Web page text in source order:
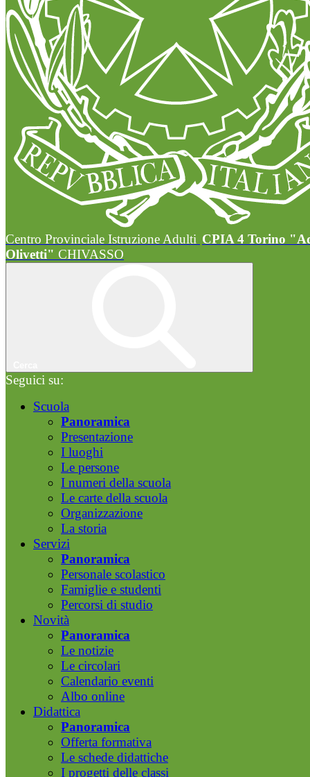
Centro Provinciale Istruzione Adulti CPIA 4 Torino
Olivetti" CHIVASSO
Seguici su:
Scuola
Panoramica
Presentazione
I luoghi
Le persone
I numeri della scuola
Le carte della scuola
Organizzazione
La storia
Servizi
Panoramica
Personale scolastico
Famiglie e studenti
Percorsi di studio
Novità
Panoramica
Le notizie
Le circolari
Calendario eventi
Albo online
Didattica
Panoramica
Offerta formativa
Le schede didattiche
I progetti delle classi